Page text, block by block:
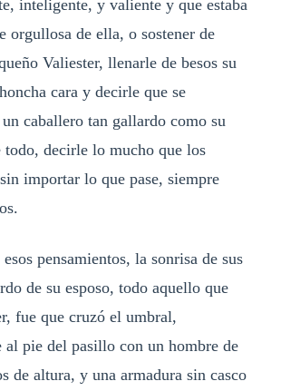
inteligente, y valiente y que estaba
orgullosa de ella, o sostener de
Valiester, llenarle de besos su
cara y decirle que se
caballero tan gallardo como su
todo, decirle lo mucho que los
importar lo que pase, siempre
pensamientos, la sonrisa de sus
de su esposo, todo aquello que
fue que cruzó el umbral,
al pie del pasillo con un hombre de
de altura, y una armadura sin casco